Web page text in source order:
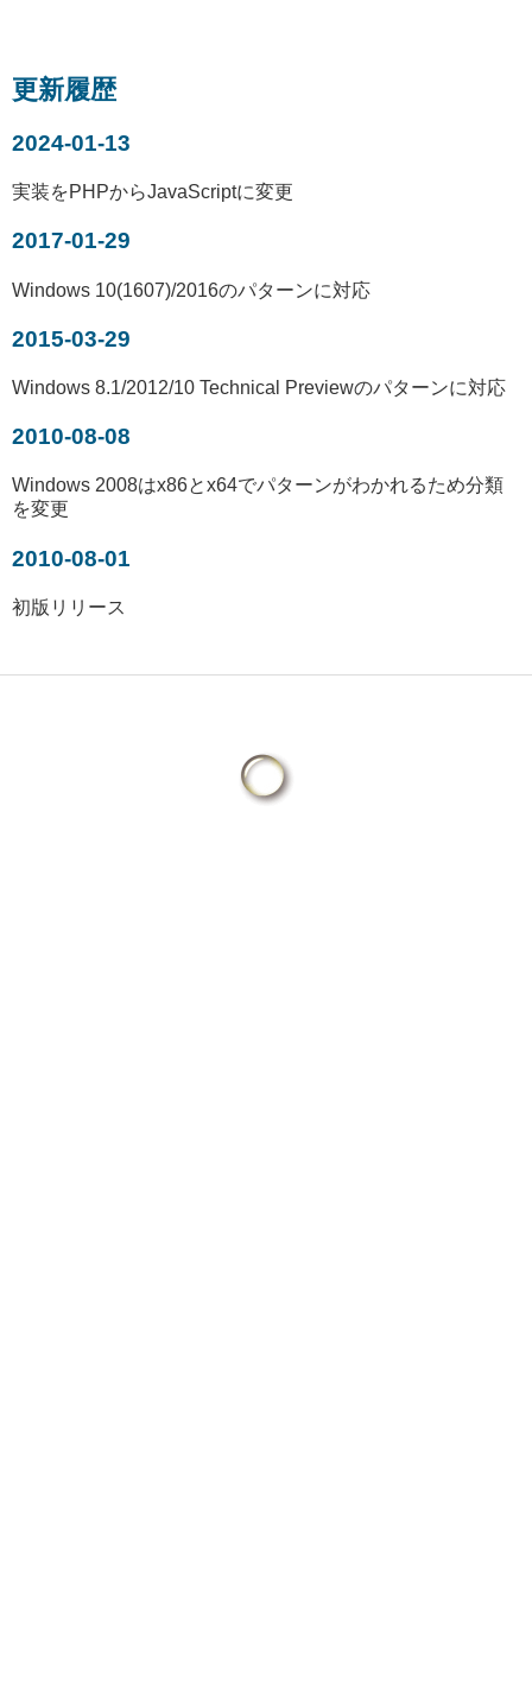
更新履歴
2024-01-13
実装をPHPからJavaScriptに変更
2017-01-29
Windows 10(1607)/2016のパターンに対応
2015-03-29
Windows 8.1/2012/10 Technical Previewのパターンに対応
2010-08-08
Windows 2008はx86とx64でパターンがわかれるため分類
を変更
2010-08-01
初版リリース